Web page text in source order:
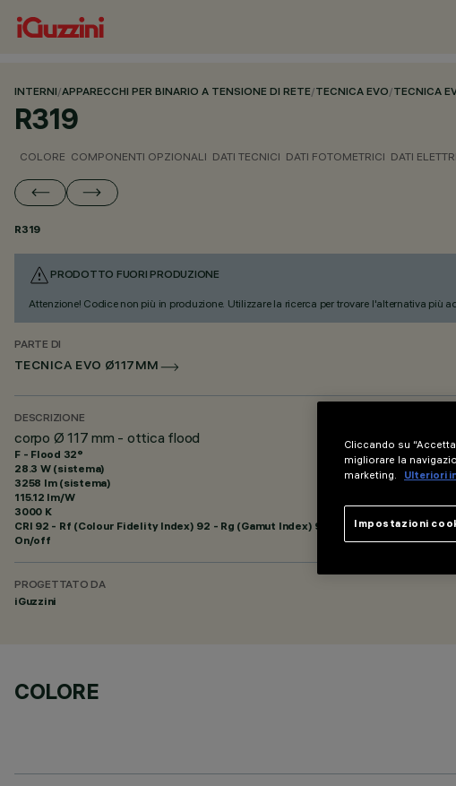
INTERNI/APPARECCHI PER BINARIO A TENSIONE DI RETE/TECNICA EVO/TECNICA
R319
COLORE COMPONENTI OPZIONALI DATI TECNICI DATI FOTOMETRICI DATI
R319
PRODOTTO FUORI PRODUZIONE
Attenzione! Codice non più in produzione. Utilizzare la ricerca per trovare l'alternativa più
PARTE DI
TECNICA EVO Ø117MM
DESCRIZIONE
corpo Ø 117 mm - ottica flood
F - Flood 32°
28.3 W (sistema)
3258 lm (sistema)
115.12 lm/W
3000 K
CRI 92 - Rf (Colour Fidelity Index) 92 - Rg (Gamut Index) 99
On/off
PROGETTATO DA
iGuzzini
COLORE
Cliccando su
migliorare la
marketing.
Ulteriori
Impostazioni